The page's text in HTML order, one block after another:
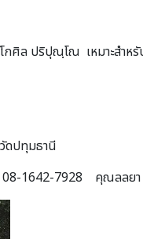
ศิล ปริปุณฺโณ เหมาะสำห
ดปทุมธานี
1642-7928 คุณลลยา